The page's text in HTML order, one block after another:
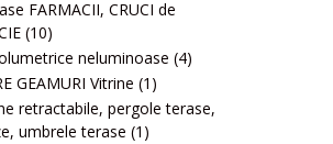
FARMACII, CRUCI de
(10)
neluminoase (4)
GEAMURI Vitrine (1)
retractabile, pergole terase,
umbrele terase (1)